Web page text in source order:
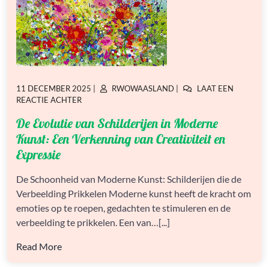
GEPLAATST
OP
11 DECEMBER 2025
GEPLAATST
RWOWAASLAND
LAAT EEN
REACTIE ACHTEROP
EVOLUTIE
VAN
SCHILDERIJEN
KUNST:
EEN
VAN
CREATIVITEIT
De Evolutie van Schilderijen in Moderne
Kunst: Een Verkenning van Creativiteit en
Expressie
De Schoonheid van Moderne Kunst: Schilderijen die de
Verbeelding Prikkelen Moderne kunst heeft de kracht om
emoties op te roepen, gedachten te stimuleren en de
verbeelding te prikkelen. Een van…[...]
Read More